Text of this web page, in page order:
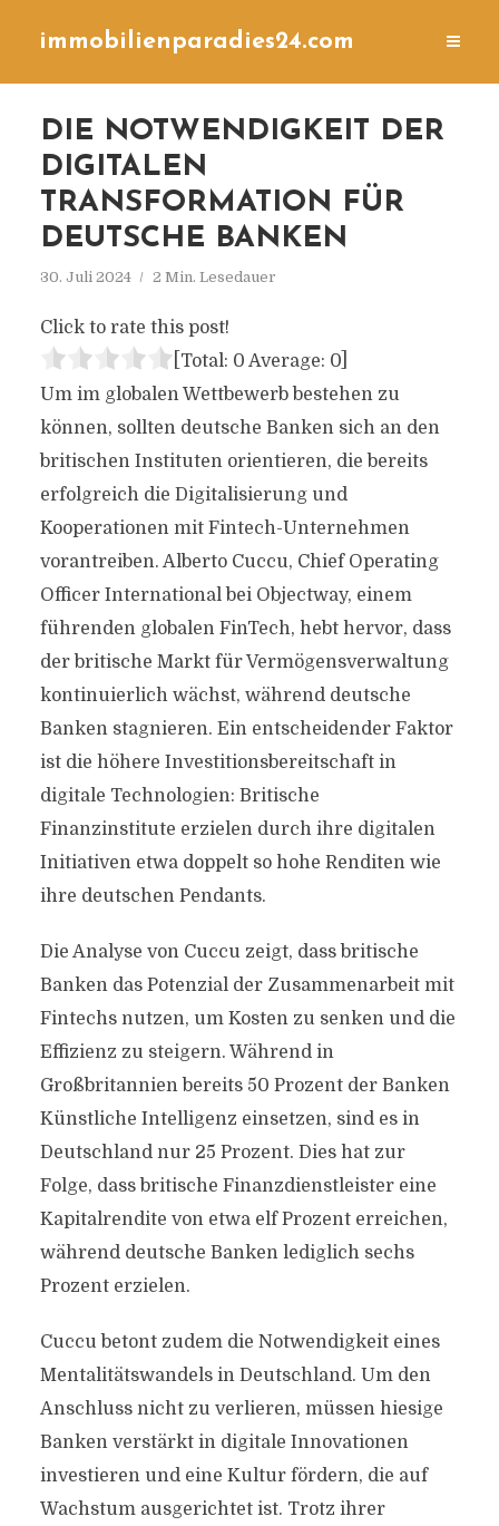
immobilienparadies24.com
DIE NOTWENDIGKEIT DER
DIGITALEN
TRANSFORMATION FÜR
DEUTSCHE BANKEN
30. Juli 2024 2 Min. Lesedauer
Click to rate this post!
[Total: 0 Average: 0]
Um im globalen Wettbewerb bestehen zu
können, sollten deutsche Banken sich an den
britischen Instituten orientieren, die bereits
erfolgreich die Digitalisierung und
Kooperationen mit Fintech-Unternehmen
vorantreiben. Alberto Cuccu, Chief Operating
Officer International bei Objectway, einem
führenden globalen FinTech, hebt hervor, dass
der britische Markt für Vermögensverwaltung
kontinuierlich wächst, während deutsche
Banken stagnieren. Ein entscheidender Faktor
ist die höhere Investitionsbereitschaft in
digitale Technologien: Britische
Finanzinstitute erzielen durch ihre digitalen
Initiativen etwa doppelt so hohe Renditen wie
ihre deutschen Pendants.
Die Analyse von Cuccu zeigt, dass britische
Banken das Potenzial der Zusammenarbeit mit
Fintechs nutzen, um Kosten zu senken und die
Effizienz zu steigern. Während in
Großbritannien bereits 50 Prozent der Banken
Künstliche Intelligenz einsetzen, sind es in
Deutschland nur 25 Prozent. Dies hat zur
Folge, dass britische Finanzdienstleister eine
Kapitalrendite von etwa elf Prozent erreichen,
während deutsche Banken lediglich sechs
Prozent erzielen.
Cuccu betont zudem die Notwendigkeit eines
Mentalitätswandels in Deutschland. Um den
Anschluss nicht zu verlieren, müssen hiesige
Banken verstärkt in digitale Innovationen
investieren und eine Kultur fördern, die auf
Wachstum ausgerichtet ist. Trotz ihrer